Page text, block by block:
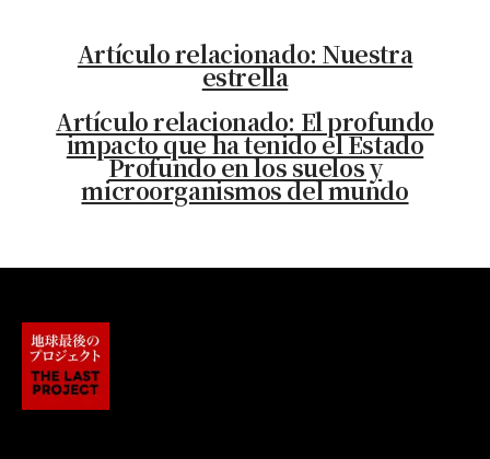
Artículo relacionado: Nuestra
estrella
Artículo relacionado: El profundo
impacto que ha tenido el Estado
Profundo en los suelos y
microorganismos del mundo